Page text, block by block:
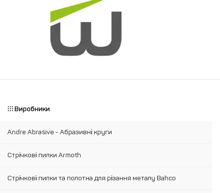
Виробники
Andre Abrasive - Абразивні круги
Стрічкові пилки Armoth
Стрічкові пилки та полотна для різання металу Bahco